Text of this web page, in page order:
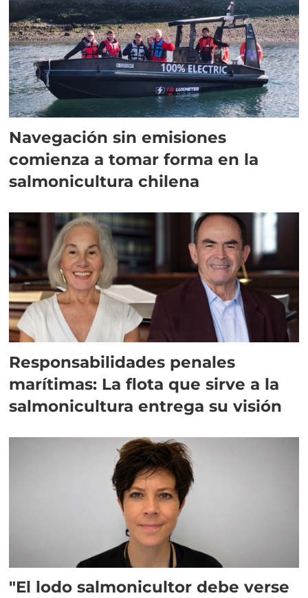
Navegación sin emisiones
comienza a tomar forma en la
salmonicultura chilena
Responsabilidades penales
marítimas: La flota que sirve a la
salmonicultura entrega su visión
"El lodo salmonicultor debe verse